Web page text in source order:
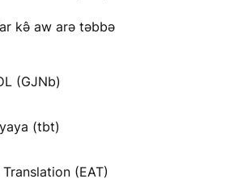
kə̂ aw arə təbbə
(GJNb)
(tbt)
(EAT)